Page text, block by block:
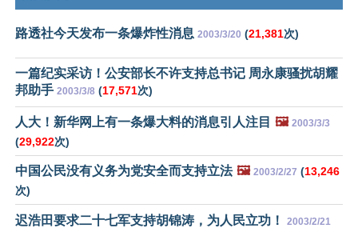
路透社今天发布一条爆炸性消息 2003/3/20 (21,381次)
一篇纪实采访！公安部长不许支持总书记 周永康骚扰胡耀
邦助手 2003/3/8 (17,571次)
人大！新华网上有一条爆大料的消息引人注目 🖼️ 2003/3/3
(29,922次)
中国公民没有义务为党安全而支持立法 🖼️ 2003/2/27 (13,246
次)
迟浩田要求二十七军支持胡锦涛，为人民立功！ 2003/2/21